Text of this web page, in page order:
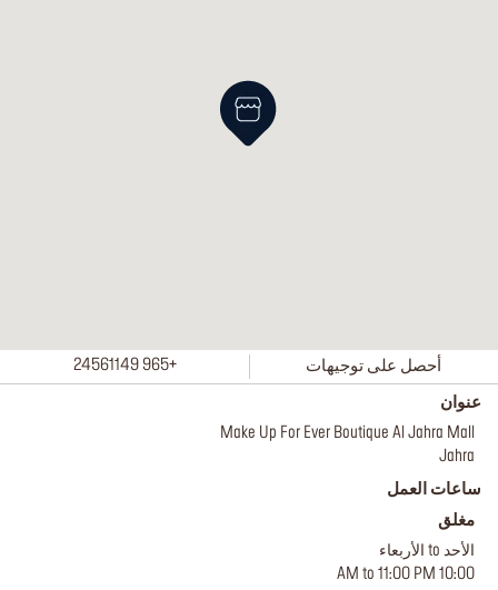
عنوان
Make Up For Ever Boutique Al Jahra Mall
Jahra
ساعات العمل
مغلق
الأحد to الأربعاء
10:00 AM to 11:00 PM
أحصل على توجيهات +965 24561149